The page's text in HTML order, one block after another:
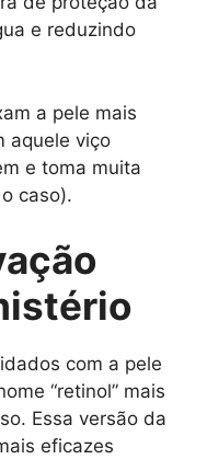
e reduzindo
a pele mais
aquele viço
e toma muita
caso).
com a pele
“retinol” mais
Essa versão da
eficazes